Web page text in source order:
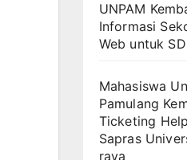
UNPAM
Informasi
Web untuk
Mahasiswa
Pamulang
Ticketing
Sapras
raya